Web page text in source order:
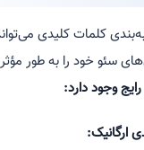
کلمات کلیدی
سئو خود را به طور
وجود دارد:
ارگانیک: